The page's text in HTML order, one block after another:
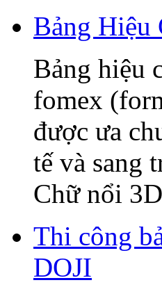
Bảng Hiệu
Bảng hiệu
fomex
được ưa
tế và sang
Chữ nổi
Thi công
DOJI